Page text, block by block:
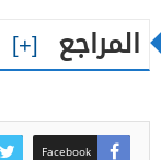
المراجع
Facebook